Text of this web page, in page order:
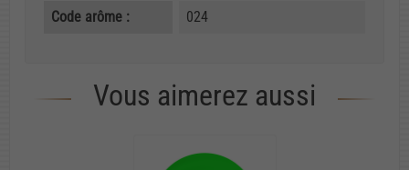
Code arôme : 024
Vous aimerez aussi